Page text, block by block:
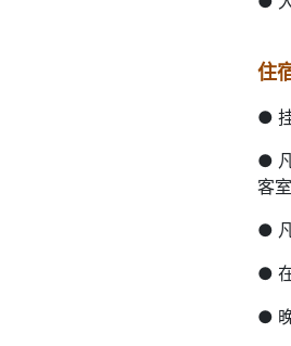
住
●
●
客室
●
●
●